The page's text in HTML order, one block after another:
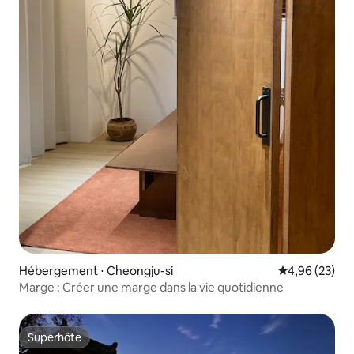
Hébergement ⋅ Cheongju-si Évaluation
4,96 (23)
Marge : Créer une marge dans la vie quotidienne
Superhôte
Superhôte